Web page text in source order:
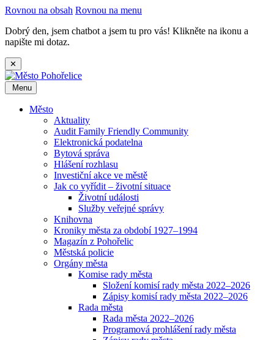
Rovnou na obsah Rovnou na menu
Dobrý den, jsem chatbot a jsem tu pro vás! Klikněte na ikonu a
napište mi dotaz.
✕
Menu
Město
Aktuality
Audit Family Friendly Community
Elektronická podatelna
Bytová správa
Hlášení rozhlasu
Investiční akce ve městě
Jak co vyřídit – životní situace
Životní události
Služby veřejné správy
Knihovna
Kroniky města za období 1927–1994
Magazín z Pohořelic
Městská policie
Orgány města
Komise rady města
Složení komisí rady města 2022–2026
Zápisy komisí rady města 2022–2026
Rada města
Rada města 2022–2026
Programová prohlášení rady města